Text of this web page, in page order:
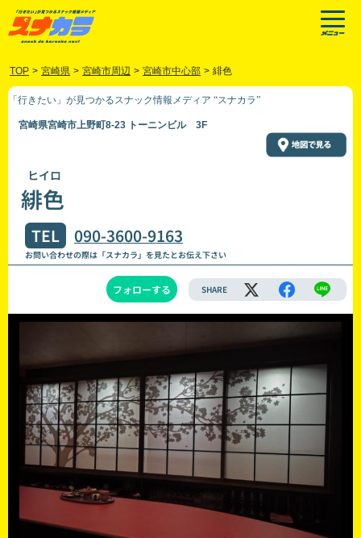
TOP > 宮崎県 > 宮崎市周辺 > 宮崎市中心部 > 緋色
「行きたい」が見つかるスナック情報メディア “スナカラ”
宮崎県宮崎市上野町8-23 トーニンビル 3F
ヒイロ
緋色
TEL 090-3600-9163
お問い合わせの際は「スナカラ」を見たとお伝え下さい
フォローする SHARE